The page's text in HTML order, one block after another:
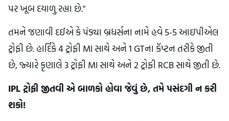
પર ખૂબ દયાળુ રહ્યા છે."
તમને જણાવી દઈએ કે પંડ્યા બ્રધર્સના નામે હવે 5-5 આઇપીએલ
ટ્રોફી છે. હાર્દિકે 4 ટ્રોફી MI સાથે અને 1 GTના કૅપ્ટન તરીકે જીતી
છે, જ્યારે કૃણાલે 3 ટ્રોફી MI સાથે અને 2 ટ્રોફી RCB સાથે જીતી છે.
IPL ટ્રોફી જીતવી એ બાળકો હોવા જેવું છે, તમે પસંદગી ન કરી
શકો!